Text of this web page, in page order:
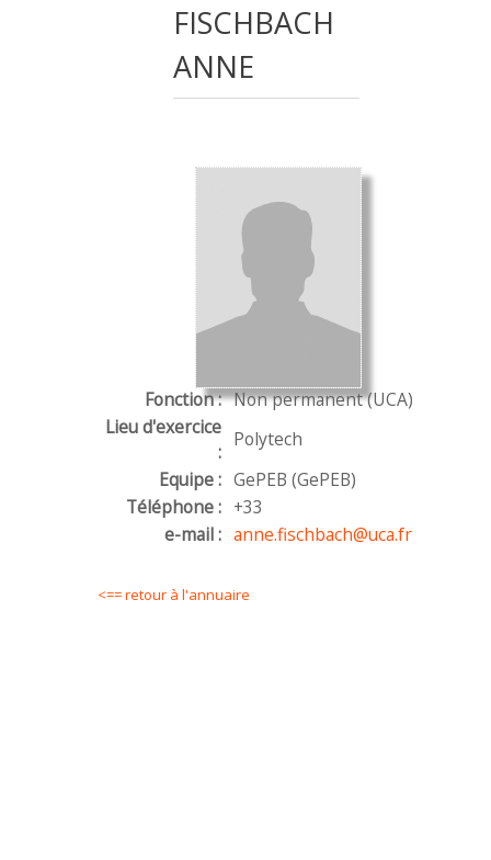
FISCHBACH
ANNE
Fonction : Non permanent (UCA)
Lieu d'exercice
:
Polytech
Equipe : GePEB (GePEB)
Téléphone : +33
e-mail : anne.fischbach@uca.fr
<== retour à l'annuaire